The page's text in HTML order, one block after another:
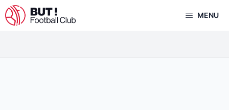
Aller
au
MENU